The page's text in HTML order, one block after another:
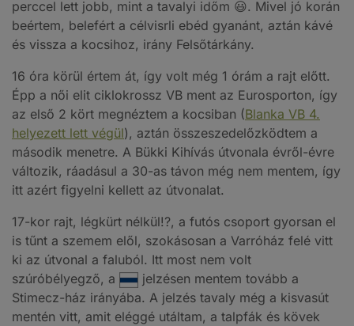
perccel lett jobb, mint a tavalyi időm 😃. Mivel jó korán
beértem, belefért a célvisrli ebéd gyanánt, aztán kávé
és vissza a kocsihoz, irány Felsőtárkány.
16 óra körül értem át, így volt még 1 órám a rajt előtt.
Épp a női elit ciklokrossz VB ment az Eurosporton, így
az első 2 kört megnéztem a kocsiban (Blanka VB 4.
helyezett lett végül), aztán összeszedelőzködtem a
második menetre. A Bükki Kihívás útvonala évről-évre
változik, ráadásul a 30-as távon még nem mentem, így
itt azért figyelni kellett az útvonalat.
17-kor rajt, légkürt nélkül!?, a futós csoport gyorsan el
is tűnt a szemem elől, szokásosan a Varróház felé vitt
ki az útvonal a faluból. Itt most nem volt
szúróbélyegző, a
jelzésen mentem tovább a
Stimecz-ház irányába. A jelzés tavaly még a kisvasút
mentén vitt, amit eléggé utáltam, a talpfák és kövek